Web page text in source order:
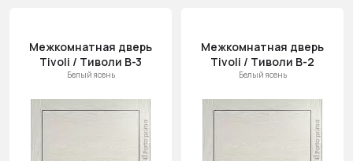
Межкомнатная дверь
Tivoli / Тиволи В-3
Белый ясень
Межкомнатная дверь
Tivoli / Тиволи В-2
Белый ясень